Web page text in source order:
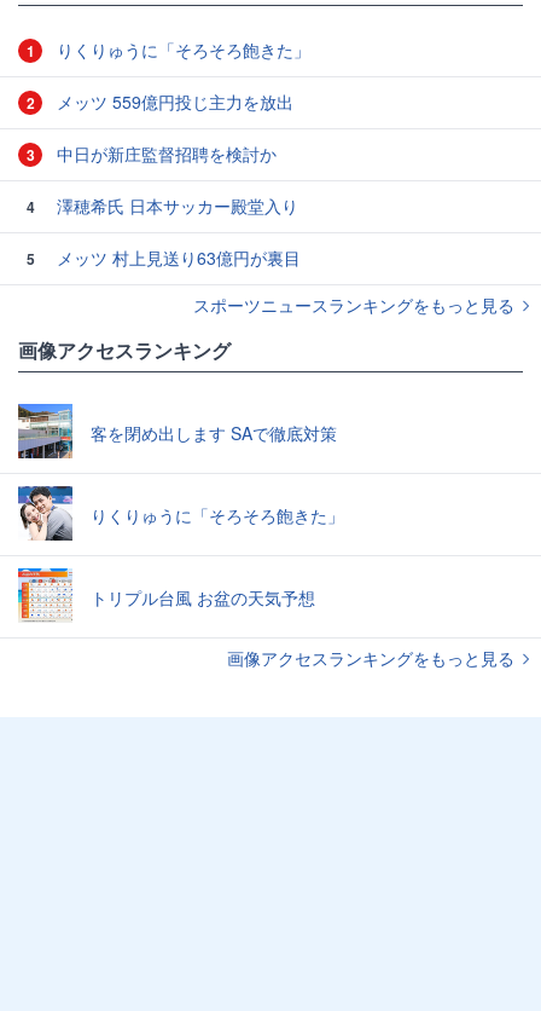
1 りくりゅうに「そろそろ飽きた」
2 メッツ 559億円投じ主力を放出
3 中日が新庄監督招聘を検討か
4 澤穂希氏 日本サッカー殿堂入り
5
メッツ 村上見送り63億円が裏目
スポーツニュースランキングをもっと見る
画像アクセスランキング
客を閉め出します SAで徹底対策
りくりゅうに「そろそろ飽きた」
トリプル台風 お盆の天気予想
画像アクセスランキングをもっと見る